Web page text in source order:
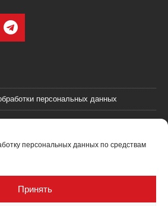
персональных данных по средствам
Принять
персональных данных
данных
(оферта)